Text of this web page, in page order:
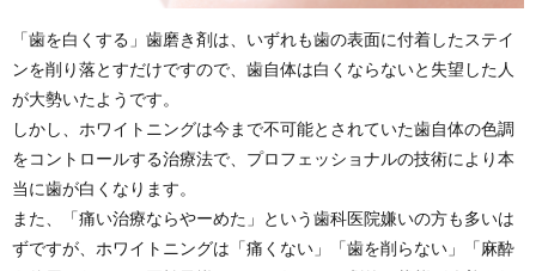
「歯を白くする」歯磨き剤は、いずれも歯の表面に付着したステイ
ンを削り落とすだけですので、歯自体は白くならないと失望した人
が大勢いたようです。
しかし、ホワイトニングは今まで不可能とされていた歯自体の色調
をコントロールする治療法で、プロフェッショナルの技術により本
当に歯が白くなります。
また、「痛い治療ならやーめた」という歯科医院嫌いの方も多いは
ずですが、ホワイトニングは「痛くない」「歯を削らない」「麻酔